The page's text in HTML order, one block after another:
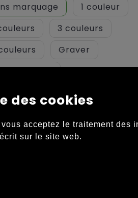
marquage
1
3
Graver
(15 mm x 20mm)
3
des cookies
acceptez le traitement des
sur le site web.